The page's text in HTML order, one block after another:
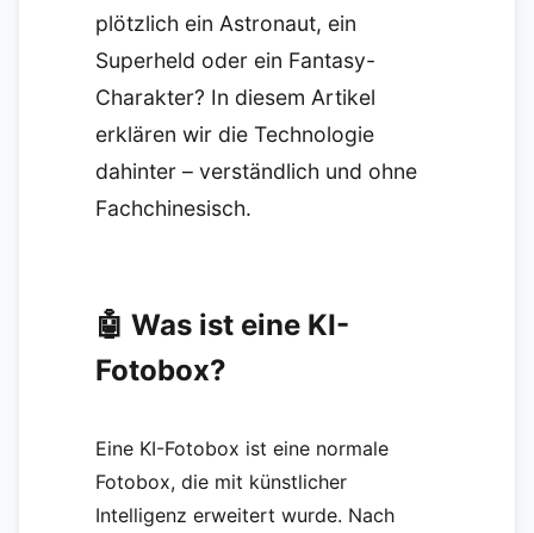
plötzlich ein Astronaut, ein
Superheld oder ein Fantasy-
Charakter? In diesem Artikel
erklären wir die Technologie
dahinter – verständlich und ohne
Fachchinesisch.
🤖 Was ist eine KI-
Fotobox?
Eine KI-Fotobox ist eine normale
Fotobox, die mit künstlicher
Intelligenz erweitert wurde. Nach